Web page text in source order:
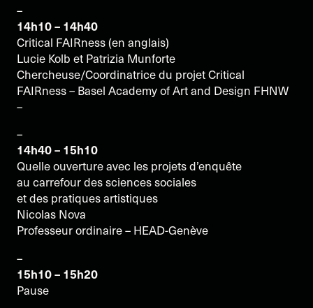
–
14h10 – 14h40
Critical FAIRness (en anglais)
Lucie Kolb et Patrizia Munforte
Chercheuse/Coordinatrice du projet Critical
FAIRness – Basel Academy of Art and Design FHNW
–
–
14h40 – 15h10
Quelle ouverture avec les projets d’enquête
au carrefour des sciences sociales
et des pratiques artistiques
Nicolas Nova
Professeur ordinaire – HEAD-Genève
–
15h10 – 15h20
Pause